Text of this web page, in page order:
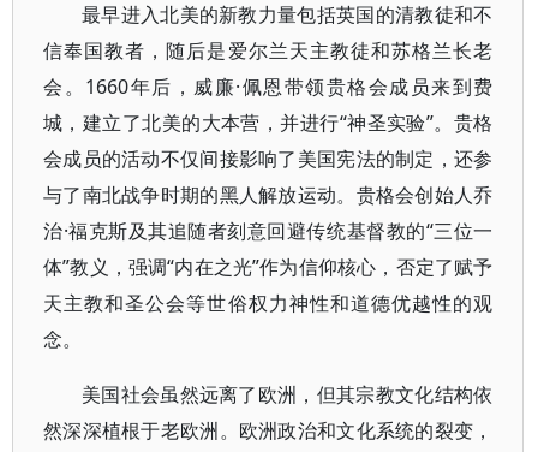
最早进入北美的新教力量包括英国的清教徒和不
信奉国教者，随后是爱尔兰天主教徒和苏格兰长老
会。1660年后，威廉·佩恩带领贵格会成员来到费
城，建立了北美的大本营，并进行“神圣实验”。贵格
会成员的活动不仅间接影响了美国宪法的制定，还参
与了南北战争时期的黑人解放运动。贵格会创始人乔
治·福克斯及其追随者刻意回避传统基督教的“三位一
体”教义，强调“内在之光”作为信仰核心，否定了赋予
天主教和圣公会等世俗权力神性和道德优越性的观
念。
美国社会虽然远离了欧洲，但其宗教文化结构依
然深深植根于老欧洲。欧洲政治和文化系统的裂变，